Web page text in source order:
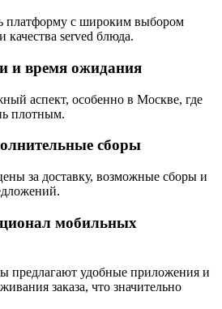
платформу с широким выбором
качества served блюда.
и время ожидания
аспект, особенно в Москве, где
плотным.
сборы
за доставку, возможные сборы и
мобильных
предлагают удобные приложения и
заказа, что значительно